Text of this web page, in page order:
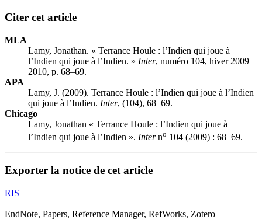
Citer cet article
MLA
Lamy, Jonathan. « Terrance Houle : l’Indien qui joue à
l’Indien qui joue à l’Indien. » Inter, numéro 104, hiver 2009–
2010, p. 68–69.
APA
Lamy, J. (2009). Terrance Houle : l’Indien qui joue à l’Indien
qui joue à l’Indien. Inter, (104), 68–69.
Chicago
Lamy, Jonathan « Terrance Houle : l’Indien qui joue à
l’Indien qui joue à l’Indien ». Interno 104 (2009) : 68–69.
Exporter la notice de cet article
RIS
EndNote, Papers, Reference Manager, RefWorks, Zotero